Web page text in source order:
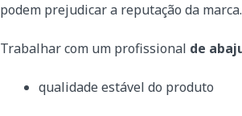
podem prejudicar a reputação da marca.
Trabalhar com um profissional de
qualidade estável do produto